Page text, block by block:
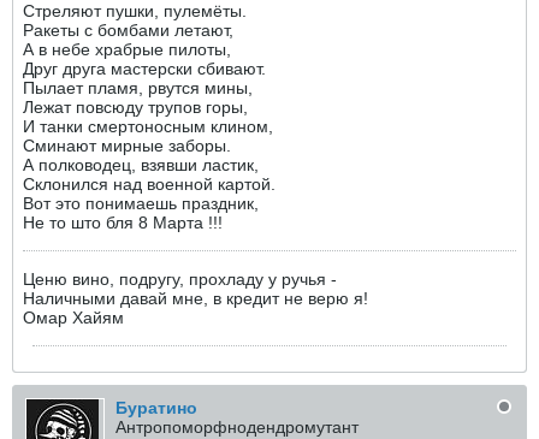
Стреляют пушки, пулемёты.
Ракеты с бомбами летают,
А в небе храбрые пилоты,
Друг друга мастерски сбивают.
Пылает пламя, рвутся мины,
Лежат повсюду трупов горы,
И танки смертоносным клином,
Сминают мирные заборы.
А полководец, взявши ластик,
Склонился над военной картой.
Вот это понимаешь праздник,
Не то што бля 8 Марта !!!
Ценю вино, подругу, прохладу у ручья -
Наличными давай мне, в кредит не верю я!
Омар Хайям
Буратино
Антропоморфнодендромутант